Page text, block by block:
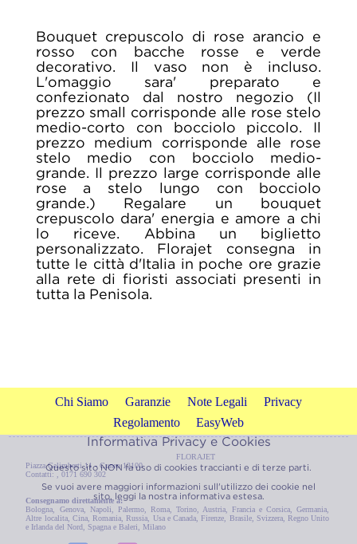
Bouquet crepuscolo di rose arancio e
rosso con bacche rosse e verde
decorativo. Il vaso non è incluso.
L'omaggio sara' preparato e
confezionato dal nostro negozio (Il
prezzo small corrisponde alle rose stelo
medio-corto con bocciolo piccolo. Il
prezzo medium corrisponde alle rose
stelo medio con bocciolo medio-
grande. Il prezzo large corrisponde alle
rose a stelo lungo con bocciolo
grande.) Regalare un bouquet
crepuscolo dara' energia e amore a chi
lo riceve. Abbina un biglietto
personalizzato. Florajet consegna in
tutte le città d'Italia in poche ore grazie
alla rete di fioristi associati presenti in
tutta la Penisola.
Chi Siamo Garanzie Note Legali
Privacy
Regolamento
EasyWeb
FLORAJET
Piazza Galimberti 11 - Cuneo 12100
Contatti: , 0171 690 302
Consegnamo direttamente a:
Bologna
Genova, Napoli Palermo, Roma, Torino, Austria Francia e Corsica ,Germania
Altre localita, Cina, Romania Russia Usa e Canada Firenze Brasile, Svizzera, Regno Unito
e Irlanda del Nord
Spagna e Baleri Milano
Informativa Privacy e Cookies
Questo sito NON fa uso di cookies traccianti e di terze parti.
Se vuoi avere maggiori informazioni sull'utilizzo dei cookie nel
sito, leggi la nostra informativa estesa.